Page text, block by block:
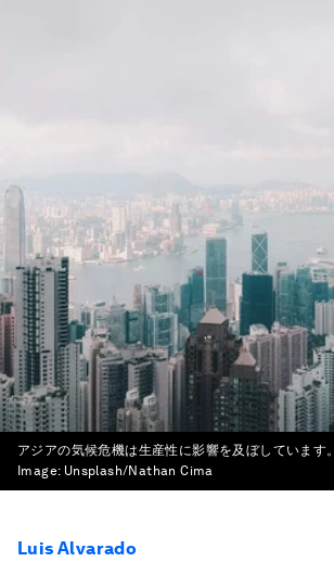
アジアの気候危機は生産性に影響を及ぼしています。
Image: Unsplash/Nathan Cima
Luis Alvarado